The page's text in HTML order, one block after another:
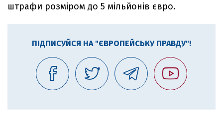
штрафи розміром до 5 мільйонів євро.
ПІДПИСУЙСЯ НА "ЄВРОПЕЙСЬКУ ПРАВДУ"!